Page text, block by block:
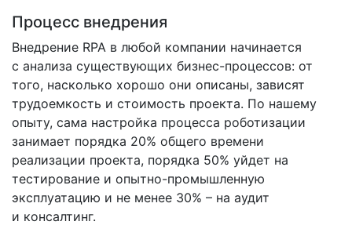
Процесс внедрения
Внедрение RPA в любой компании начинается
с анализа существующих бизнес­-процессов: от
того, насколько хорошо они описаны, зависят
трудоемкость и стоимость проекта. По нашему
опыту, сама настройка процесса роботизации
занимает порядка 20% общего времени
реализации проекта, порядка 50% уйдет на
тестирование и опытно­-промышленную
эксплуатацию и не менее 30% – на аудит
и консалтинг.